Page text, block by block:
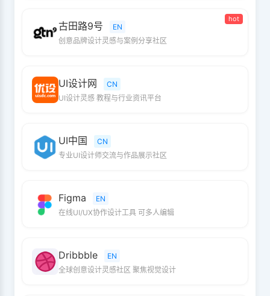
hot
古田路9号
EN
创意品牌设计灵感与案例分享社区
UI设计网
CN
UI设计灵感 教程与行业资讯平台
UI中国
CN
专业UI设计师交流与作品展示社区
Figma
EN
在线UI/UX协作设计工具 可多人编辑
Dribbble
EN
全球创意设计灵感社区 聚焦视觉设计